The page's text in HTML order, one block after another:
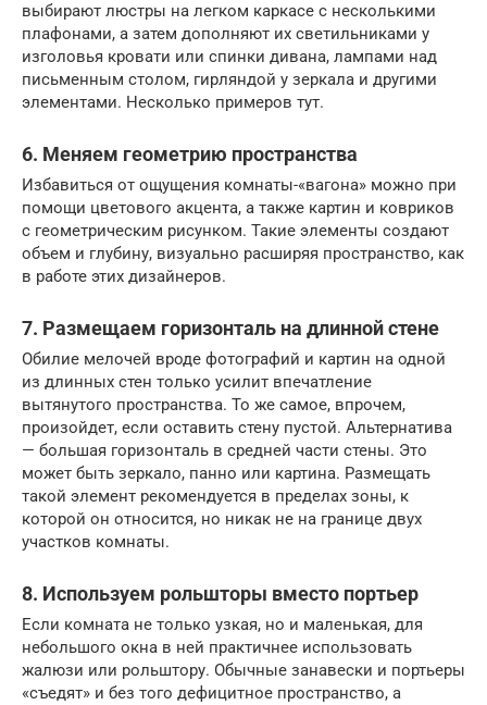
выбирают люстры на легком каркасе с несколькими
плафонами, а затем дополняют их светильниками у
изголовья кровати или спинки дивана, лампами над
письменным столом, гирляндой у зеркала и другими
элементами. Несколько примеров тут.
6. Меняем геометрию пространства
Избавиться от ощущения комнаты-«вагона» можно при
помощи цветового акцента, а также картин и ковриков
с геометрическим рисунком. Такие элементы создают
объем и глубину, визуально расширяя пространство, как
в работе этих дизайнеров.
7. Размещаем горизонталь на длинной стене
Обилие мелочей вроде фотографий и картин на одной
из длинных стен только усилит впечатление
вытянутого пространства. То же самое, впрочем,
произойдет, если оставить стену пустой. Альтернатива
— большая горизонталь в средней части стены. Это
может быть зеркало, панно или картина. Размещать
такой элемент рекомендуется в пределах зоны, к
которой он относится, но никак не на границе двух
участков комнаты.
8. Используем рольшторы вместо портьер
Если комната не только узкая, но и маленькая, для
небольшого окна в ней практичнее использовать
жалюзи или рольштору. Обычные занавески и портьеры
«съедят» и без того дефицитное пространство, а